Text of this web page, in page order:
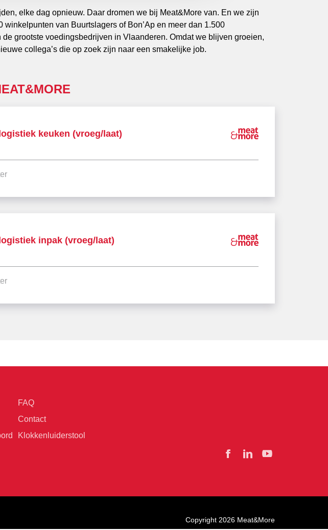
elke dag opnieuw. Daar dromen we bij Meat&More van. En we zijn
winkelpunten van Buurtslagers of Bon’Ap en meer dan 1.500
grootste voedingsbedrijven in Vlaanderen. Omdat we blijven groeien,
collega’s die op zoek zijn naar een smakelijke job.
keuken (vroeg/laat)
inpak (vroeg/laat)
FAQ
Contact
Klokkenluiderstool
Facebook
Linkedin
Copyright 2026 Meat&More